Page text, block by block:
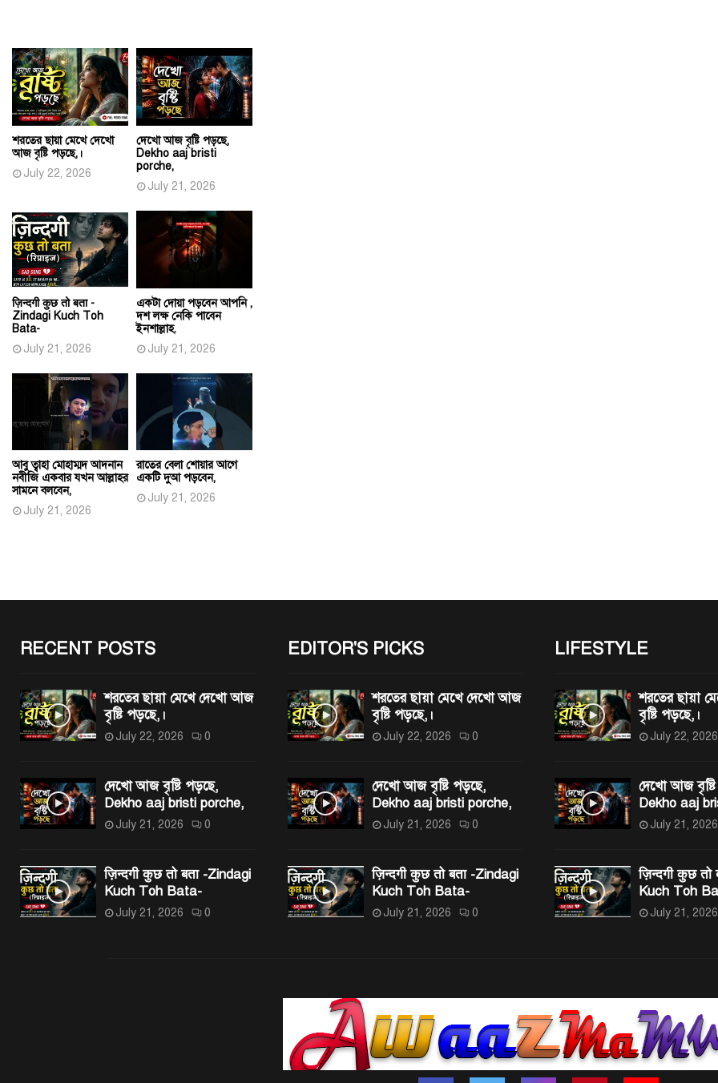
শরতের ছায়া মেখে দেখো
আজ বৃষ্টি পড়ছে,।
July 22, 2026
দেখো আজ বৃষ্টি পড়ছে,
Dekho aaj bristi
porche,
July 21, 2026
ज़िन्दगी कुछ तो बता -
Zindagi Kuch Toh
Bata-
July 21, 2026
একটা দোয়া পড়বেন আপনি ,
দশ লক্ষ নেকি পাবেন
ইনশাল্লাহ.
July 21, 2026
আবু ত্বাহা মোহাম্মদ আদনান
নবীজি একবার যখন আল্লাহর
সামনে বলবেন,
July 21, 2026
রাতের বেলা শোয়ার আগে
একটি দুআ পড়বেন,
July 21, 2026
RECENT POSTS
শরতের ছায়া মেখে দেখো আজ
বৃষ্টি পড়ছে,।
July 22, 2026 0
দেখো আজ বৃষ্টি পড়ছে,
Dekho aaj bristi porche,
July 21, 2026 0
ज़िन्दगी कुछ तो बता -Zindagi
Kuch Toh Bata-
July 21, 2026 0
EDITOR'S PICKS
শরতের ছায়া মেখে দেখো আজ
বৃষ্টি পড়ছে,।
July 22, 2026 0
দেখো আজ বৃষ্টি পড়ছে,
Dekho aaj bristi porche,
July 21, 2026 0
ज़िन्दगी कुछ तो बता -Zindagi
Kuch Toh Bata-
July 21, 2026 0
LIFESTYLE
শরতের ছায়া
বৃষ্টি পড়ছে,।
July 22, 2026
দেখো আজ
Dekho aaj
July 21, 2026
ज़िन्दगी कुछ
Kuch Toh
July 21, 2026